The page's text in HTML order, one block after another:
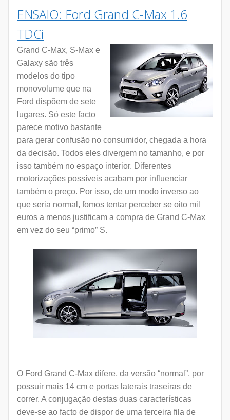
ENSAIO: Ford Grand C-Max 1.6
TDCi
Grand C-Max, S-Max e
Galaxy são três
modelos do tipo
monovolume que na
Ford dispõem de sete
lugares. Só este facto
parece motivo bastante
para gerar confusão no consumidor, chegada a hora
da decisão. Todos eles divergem no tamanho, e por
isso também no espaço interior. Diferentes
motorizações possíveis acabam por influenciar
também o preço. Por isso, de um modo inverso ao
que seria normal, fomos tentar perceber se oito mil
euros a menos justificam a compra de Grand C-Max
em vez do seu “primo” S.
O Ford Grand C-Max difere, da versão “normal”, por
possuir mais 14 cm e portas laterais traseiras de
correr. A conjugação destas duas características
deve-se ao facto de dispor de uma terceira fila de